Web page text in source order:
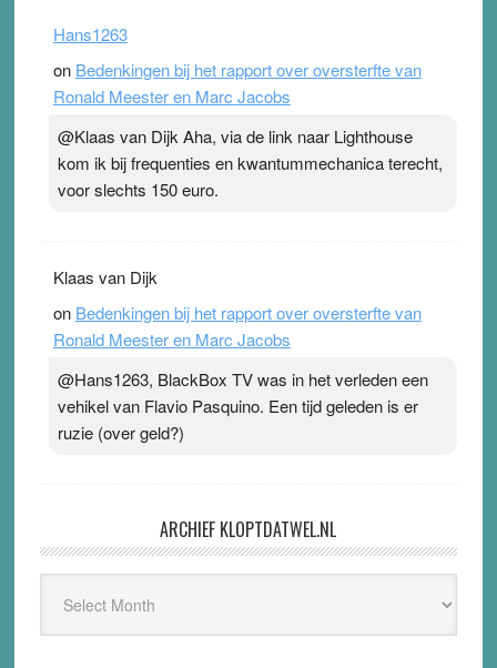
Hans1263
on Bedenkingen bij het rapport over oversterfte van
Ronald Meester en Marc Jacobs
@Klaas van Dijk Aha, via de link naar Lighthouse
kom ik bij frequenties en kwantummechanica terecht,
voor slechts 150 euro.
Klaas van Dijk
on Bedenkingen bij het rapport over oversterfte van
Ronald Meester en Marc Jacobs
@Hans1263, BlackBox TV was in het verleden een
vehikel van Flavio Pasquino. Een tijd geleden is er
ruzie (over geld?)
ARCHIEF KLOPTDATWEL.NL
Kloptdatwel.nl